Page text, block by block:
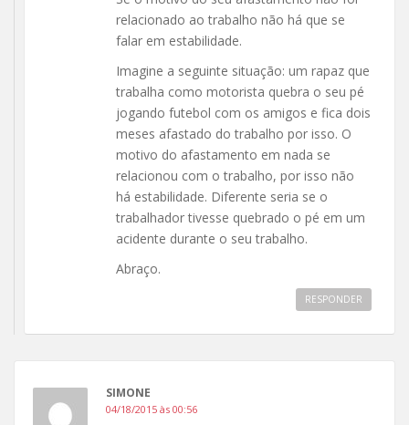
relacionado ao trabalho não há que se
falar em estabilidade.
Imagine a seguinte situação: um rapaz que
trabalha como motorista quebra o seu pé
jogando futebol com os amigos e fica dois
meses afastado do trabalho por isso. O
motivo do afastamento em nada se
relacionou com o trabalho, por isso não
há estabilidade. Diferente seria se o
trabalhador tivesse quebrado o pé em um
acidente durante o seu trabalho.
Abraço.
RESPONDER
SIMONE
04/18/2015 às 00:56